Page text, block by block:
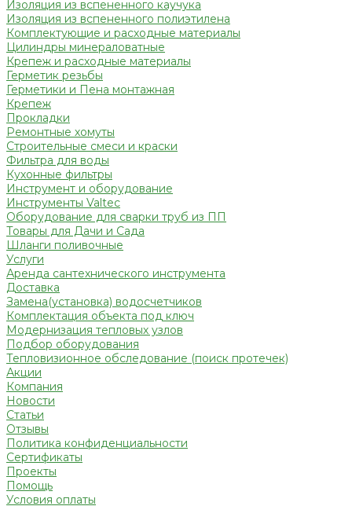
Изоляция из вспененного каучука
Изоляция из вспененного полиэтилена
Комплектующие и расходные материалы
Цилиндры минераловатные
Крепеж и расходные материалы
Герметик резьбы
Герметики и Пена монтажная
Крепеж
Прокладки
Ремонтные хомуты
Строительные смеси и краски
Фильтра для воды
Кухонные фильтры
Инструмент и оборудование
Инструменты Valtec
Оборудование для сварки труб из ПП
Товары для Дачи и Сада
Шланги поливочные
Услуги
Аренда сантехнического инструмента
Доставка
Замена(установка) водосчетчиков
Комплектация объекта под ключ
Модернизация тепловых узлов
Подбор оборудования
Тепловизионное обследование (поиск протечек)
Акции
Компания
Новости
Статьи
Отзывы
Политика конфиденциальности
Сертификаты
Проекты
Помощь
Условия оплаты